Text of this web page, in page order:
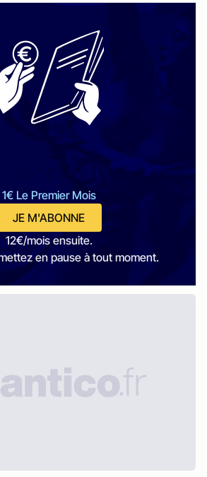
1€ Le Premier Mois
JE M'ABONNE
12€/mois ensuite.
en pause à tout moment.